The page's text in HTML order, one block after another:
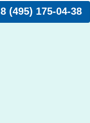
8 (495) 175-04-38